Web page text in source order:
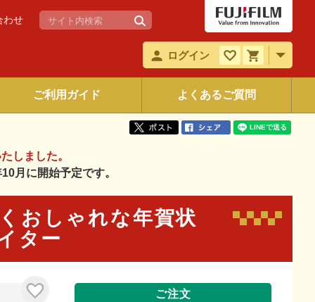
わせ
ログイン
ご利用ガイド よくあるご質問
しました。
月に開始予定です。
おしゃれな年賀状
ター
ご注文